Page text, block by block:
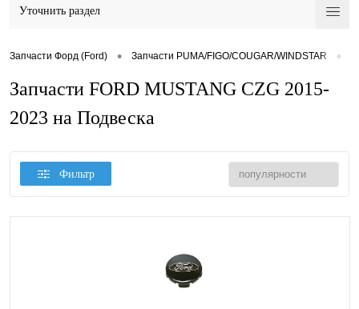
Уточнить раздел
Запчасти Форд (Ford) • Запчасти PUMA/FIGO/COUGAR/WINDSTAR •
Запчасти FORD MUSTANG CZG 2015-
2023 на Подвеска
Фильтр